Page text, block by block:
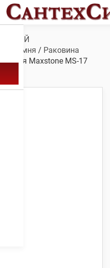
из камня / Раковина
Maxstone МS-17